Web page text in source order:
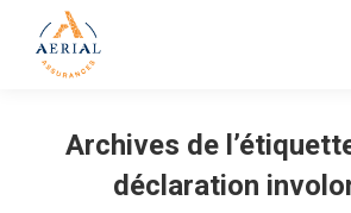
Archives de
déclaration